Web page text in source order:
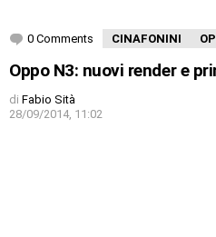
0 Comments CINAFONINI
Oppo N3: nuovi render e
di Fabio Sità
28/09/2014, 11:02